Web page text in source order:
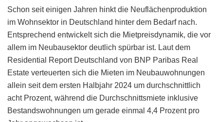
Schon seit einigen Jahren hinkt die Neuflächenproduktion
im Wohnsektor in Deutschland hinter dem Bedarf nach.
Entsprechend entwickelt sich die Mietpreisdynamik, die vor
allem im Neubausektor deutlich spürbar ist. Laut dem
Residential Report Deutschland von BNP Paribas Real
Estate verteuerten sich die Mieten im Neubauwohnungen
allein seit dem ersten Halbjahr 2024 um durchschnittlich
acht Prozent, während die Durchschnittsmiete inklusive
Bestandswohnungen um gerade einmal 4,4 Prozent pro